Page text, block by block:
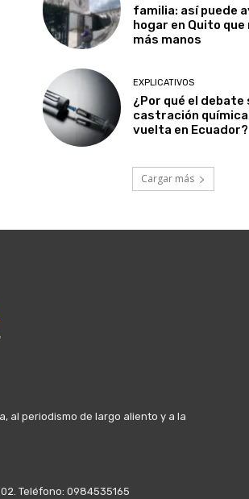
familia: así puede
hogar en Quito
más manos
EXPLICATIVOS
¿Por qué el debate
castración
vuelta en Ecuador?
Cargar más
al periodismo de largo aliento y a la
Teléfono: 0984535165